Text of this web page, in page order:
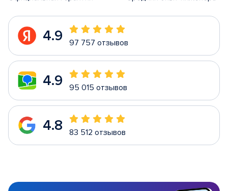
4.9 97 757 отзывов
4.9 95 015 отзывов
4.8 83 512 отзывов